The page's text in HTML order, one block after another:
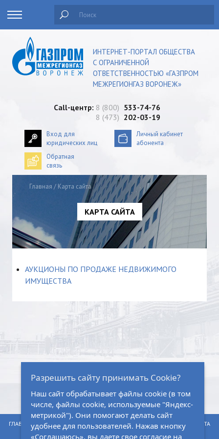
ИНТЕРНЕТ-ПОРТАЛ ОБЩЕСТВА
С ОГРАНИЧЕННОЙ
ОТВЕТСТВЕННОСТЬЮ «ГАЗПРОМ
МЕЖРЕГИОНГАЗ ВОРОНЕЖ»
Сall-центр: 8 (800) 533-74-76
8 (473) 202-03-19
Вход для
юридических лиц
Личный кабинет
абонента
Обратная
связь
Поиск
Главная / Карта сайта
КАРТА САЙТА
АУКЦИОНЫ ПО ПРОДАЖЕ НЕДВИЖИМОГО
ИМУЩЕСТВА
ГЛАВНАЯ НОРМАТИВНО-ПРАВОВАЯ БАЗА ЗАКУПКИ КАРТА САЙТА
Разрешить сайту принимать Cookie?
Наш сайт обрабатывает файлы cookie (в том
числе, файлы cookie, используемые "Яндекс-
метрикой"). Они помогают делать сайт
удобнее для пользователей. Нажав кнопку
«Соглашаюсь», вы даете свое согласие на